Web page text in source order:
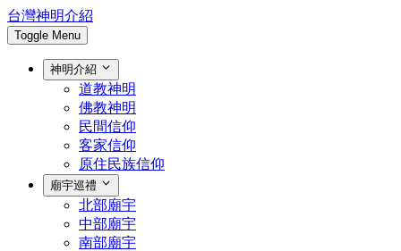
台灣神明介紹
Toggle Menu
神明介紹
道教神明
佛教神明
民間信仰
客家信仰
原住民族信仰
廟宇巡禮
北部廟宇
中部廟宇
南部廟宇